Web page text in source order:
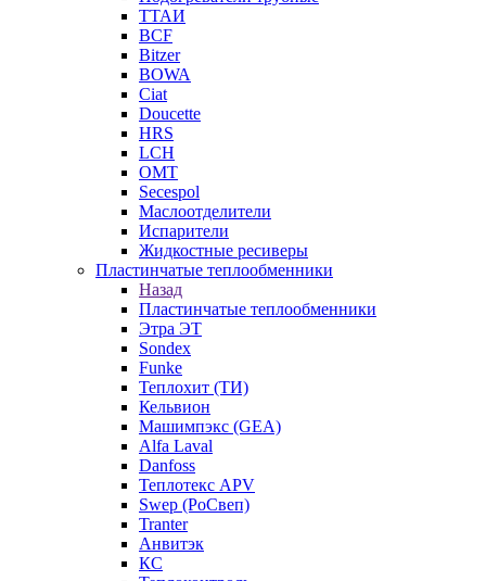
ТТАИ
BCF
Bitzer
BOWA
Ciat
Doucette
HRS
LCH
OMT
Secespol
Маслоотделители
Испарители
Жидкостные ресиверы
Пластинчатые теплообменники
Назад
Пластинчатые теплообменники
Этра ЭТ
Sondex
Funke
Теплохит (ТИ)
Кельвион
Машимпэкс (GEA)
Alfa Laval
Danfoss
Теплотекс APV
Swep (РоСвеп)
Tranter
Анвитэк
КС